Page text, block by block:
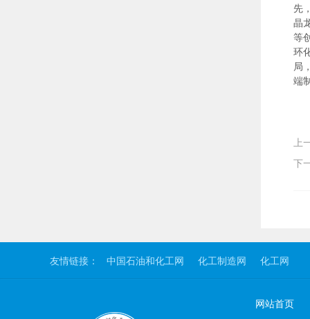
先
晶
等
环
局
端
上
下
友情链接： 中国石油和化工网 化工制造网 化工网
网站首页